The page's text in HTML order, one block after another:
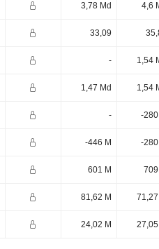
3,78 Md 4,6
33,09
- 1,54
1,47 Md 1,54
- -280
-446 M -280
601 M 709
81,62 M 71,27
24,02 M 27,05